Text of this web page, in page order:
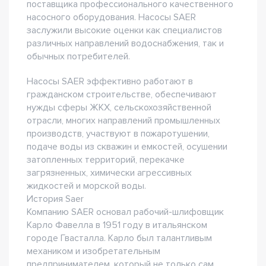
поставщика профессионального качественного
насосного оборудования. Насосы SAER
заслужили высокие оценки как специалистов
различных направлений водоснабжения, так и
обычных потребителей.
Насосы SAER эффективно работают в
гражданском строительстве, обеспечивают
нужды сферы ЖКХ, сельскохозяйственной
отрасли, многих направлений промышленных
производств, участвуют в пожаротушении,
подаче воды из скважин и емкостей, осушении
затопленных территорий, перекачке
загрязненных, химически агрессивных
жидкостей и морской воды.
История Saer
Компанию SAER основал рабочий-шлифовщик
Карло Фавелла в 1951 году в итальянском
городе Гвасталла. Карло был талантливым
механиком и изобретательным